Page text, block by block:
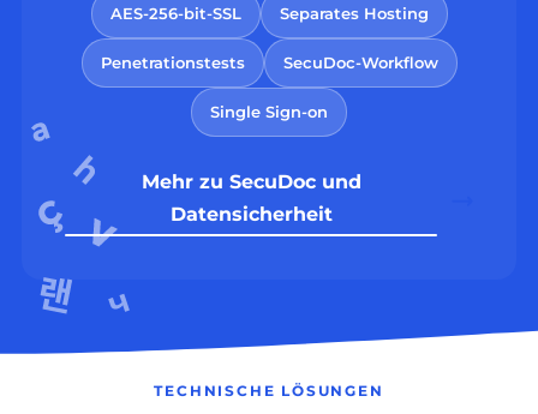
AES-256-bit-SSL Separates Hosting
Penetrationstests SecuDoc-Workflow
Single Sign-on
Mehr zu SecuDoc und
Datensicherheit
TECHNISCHE LÖSUNGEN